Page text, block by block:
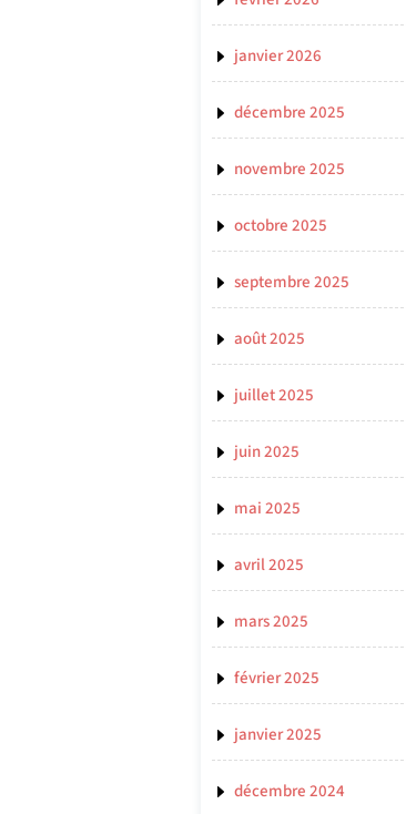
janvier 2026
décembre 2025
novembre 2025
octobre 2025
septembre 2025
août 2025
juillet 2025
juin 2025
mai 2025
avril 2025
mars 2025
février 2025
janvier 2025
décembre 2024